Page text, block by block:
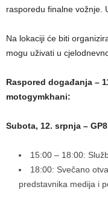
rasporedu finalne vožnje.
Na lokaciji će biti
mogu uživati u
Raspored događanja –
motogymkhani:
Subota, 12. srpnja –
15:00 – 18:00:
18:00: Svečano
predstavnika medija i